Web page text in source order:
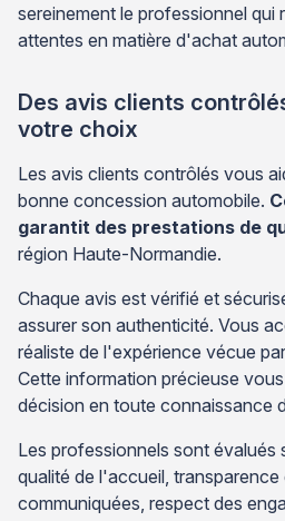
sereinement le professionnel qui
attentes en matière d'achat
Des avis clients
votre choix
Les avis clients contrôlés vous
bonne concession automobile.
garantit des prestations de
région Haute-Normandie.
Chaque avis est vérifié et
assurer son authenticité. Vous
réaliste de l'expérience vécue
Cette information précieuse
décision en toute connaissance
Les professionnels sont évalués
qualité de l'accueil,
communiquées, respect des